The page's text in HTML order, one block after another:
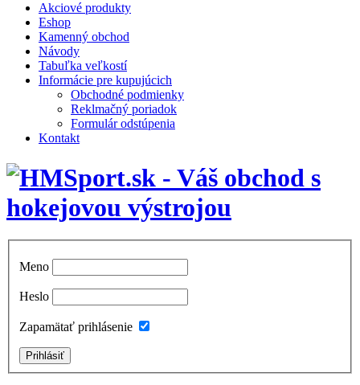
Akciové produkty
Eshop
Kamenný obchod
Návody
Tabuľka veľkostí
Informácie pre kupujúcich
Obchodné podmienky
Reklmačný poriadok
Formulár odstúpenia
Kontakt
Meno
Heslo
Zapamätať prihlásenie